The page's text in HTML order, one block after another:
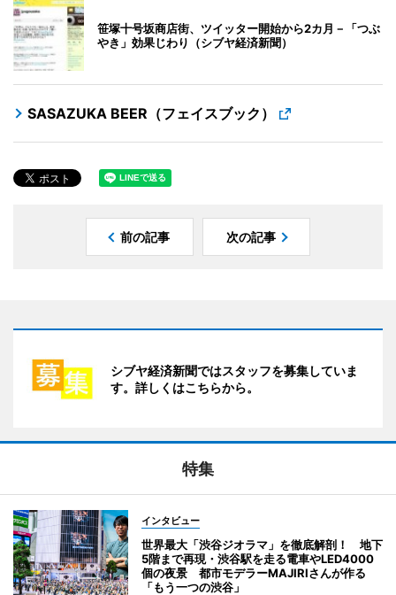
笹塚十号坂商店街、ツイッター開始から2カ月－「つぶ
やき」効果じわり（シブヤ経済新聞）
SASAZUKA BEER（フェイスブック）
前の記事 次の記事
シブヤ経済新聞ではスタッフを募集していま
す。詳しくはこちらから。
特集
インタビュー
世界最大「渋谷ジオラマ」を徹底解剖！ 地下
5階まで再現・渋谷駅を走る電車やLED4000
個の夜景 都市モデラーMAJIRIさんが作る
「もう一つの渋谷」